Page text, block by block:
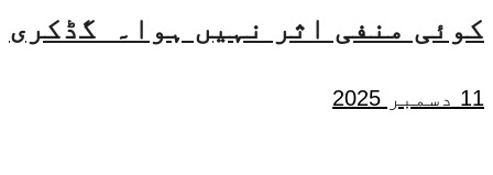
کوئی منفی اثر نہیں ہوا۔ گڈکری
11 دسمبر 2025